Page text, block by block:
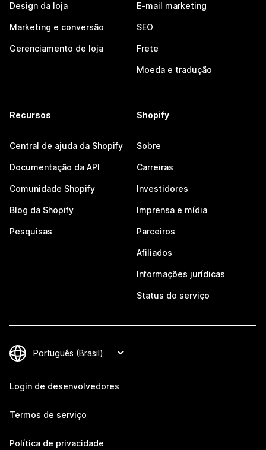
Design da loja
Marketing e conversão
Gerenciamento de loja
E-mail marketing
SEO
Frete
Moeda e tradução
Recursos
Central de ajuda da Shopify
Documentação da API
Comunidade Shopify
Blog da Shopify
Pesquisas
Shopify
Sobre
Carreiras
Investidores
Imprensa e mídia
Parceiros
Afiliados
Informações jurídicas
Status do serviço
Login de desenvolvedores
Termos de serviço
Política de privacidade